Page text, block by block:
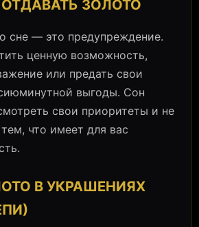
ЗОЛОТО
сне — это предупреждение.
ценную возможность,
или предать свои
выгоды. Сон
свои приоритеты и не
что имеет для вас
В УКРАШЕНИЯХ